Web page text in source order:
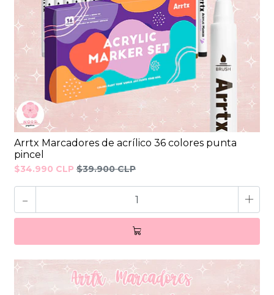
Arrtx Marcadores de acrílico 36 colores punta
pincel
$34.990 CLP $39.900 CLP
- +